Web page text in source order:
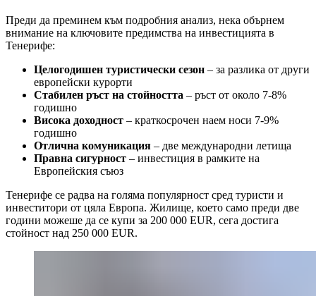
Преди да преминем към подробния анализ, нека обърнем
внимание на ключовите предимства на инвестицията в
Тенерифе:
Целогодишен туристически сезон – за разлика от други
европейски курорти
Стабилен ръст на стойността – ръст от около 7-8%
годишно
Висока доходност – краткосрочен наем носи 7-9%
годишно
Отлична комуникация – две международни летища
Правна сигурност – инвестиция в рамките на
Европейския съюз
Тенерифе се радва на голяма популярност сред туристи и
инвеститори от цяла Европа. Жилище, което само преди две
години можеше да се купи за 200 000 EUR, сега достига
стойност над 250 000 EUR.